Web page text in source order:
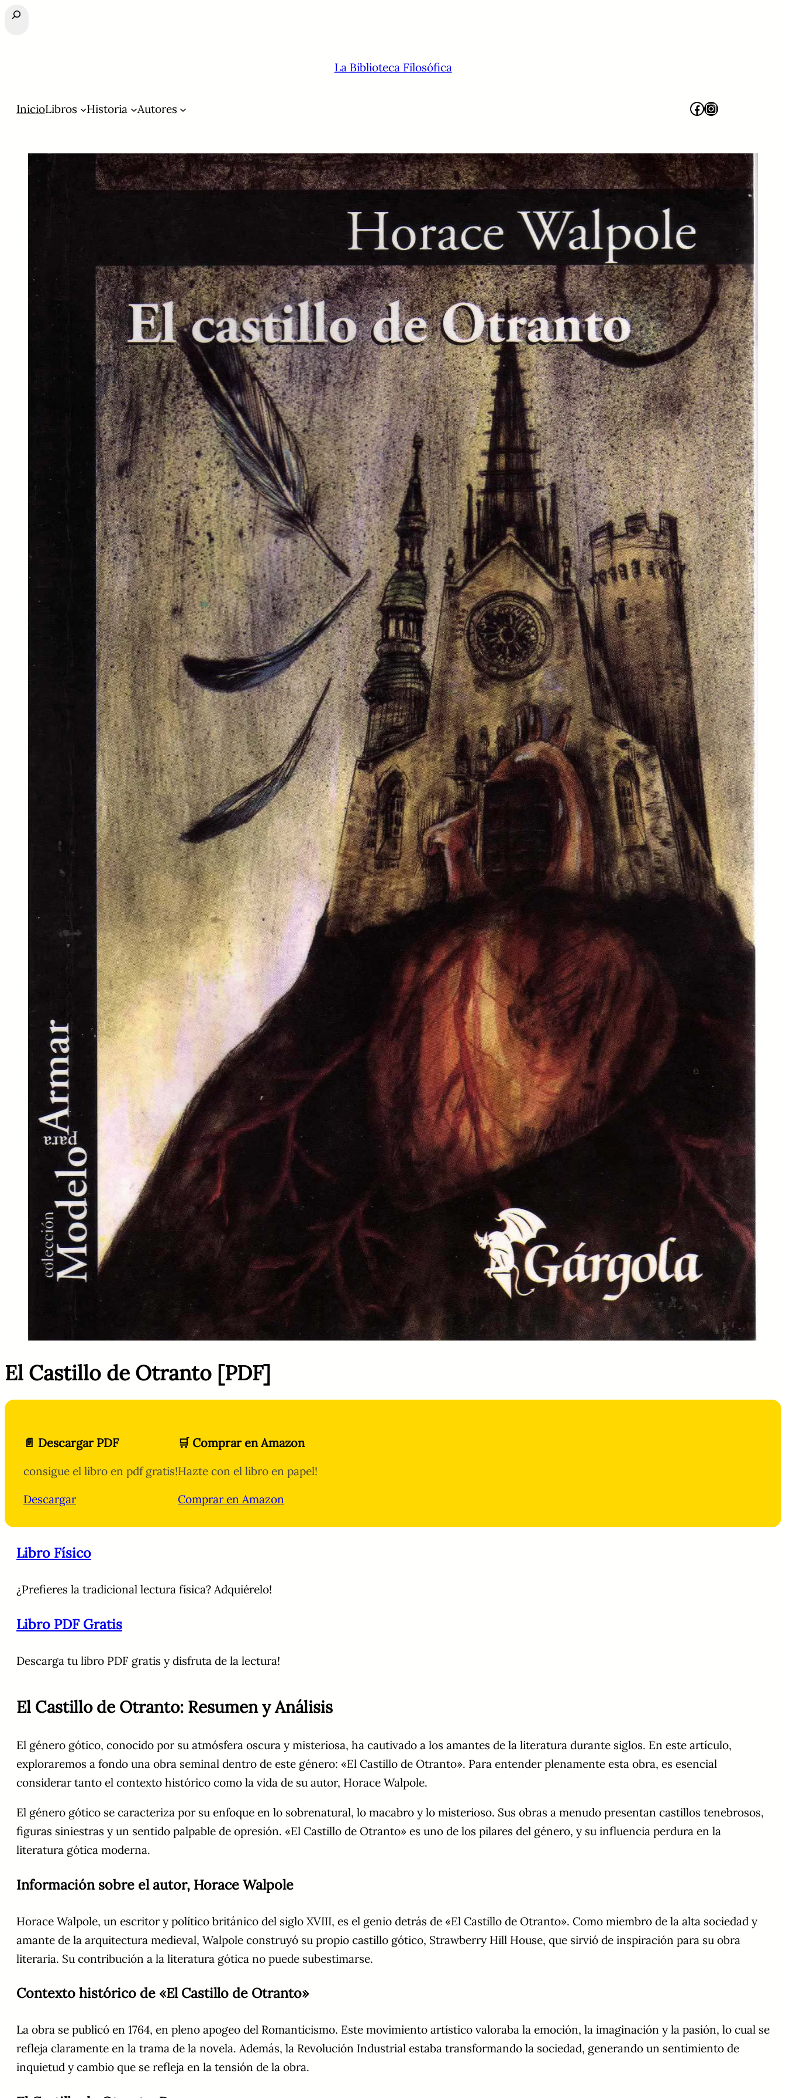
Buscar
La Biblioteca Filosófica
InicioLibros Historia Autores Facebook Instagram
El Castillo de Otranto [PDF]
📄 Descargar PDF
consigue el libro en pdf gratis!
Descargar
🛒 Comprar en Amazon
Hazte con el libro en papel!
Comprar en Amazon
Libro Físico
¿Prefieres la tradicional lectura física? Adquiérelo!
Libro PDF Gratis
Descarga tu libro PDF gratis y disfruta de la lectura!
El Castillo de Otranto: Resumen y Análisis
El género gótico, conocido por su atmósfera oscura y misteriosa, ha cautivado a los amantes de la literatura durante siglos. En este artículo,
exploraremos a fondo una obra seminal dentro de este género: «El Castillo de Otranto». Para entender plenamente esta obra, es esencial
considerar tanto el contexto histórico como la vida de su autor, Horace Walpole.
El género gótico se caracteriza por su enfoque en lo sobrenatural, lo macabro y lo misterioso. Sus obras a menudo presentan castillos tenebrosos,
figuras siniestras y un sentido palpable de opresión. «El Castillo de Otranto» es uno de los pilares del género, y su influencia perdura en la
literatura gótica moderna.
Información sobre el autor, Horace Walpole
Horace Walpole, un escritor y político británico del siglo XVIII, es el genio detrás de «El Castillo de Otranto». Como miembro de la alta sociedad y
amante de la arquitectura medieval, Walpole construyó su propio castillo gótico, Strawberry Hill House, que sirvió de inspiración para su obra
literaria. Su contribución a la literatura gótica no puede subestimarse.
Contexto histórico de «El Castillo de Otranto»
La obra se publicó en 1764, en pleno apogeo del Romanticismo. Este movimiento artístico valoraba la emoción, la imaginación y la pasión, lo cual se
refleja claramente en la trama de la novela. Además, la Revolución Industrial estaba transformando la sociedad, generando un sentimiento de
inquietud y cambio que se refleja en la tensión de la obra.